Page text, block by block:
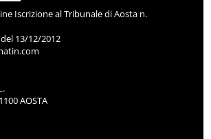
Iscrizione al Tribunale di Aosta n.
13/12/2012
AOSTA